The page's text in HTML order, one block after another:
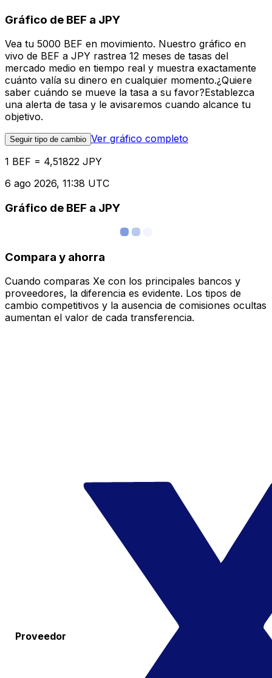
Gráfico de BEF a JPY
Vea tu 5000 BEF en movimiento. Nuestro gráfico en
vivo de BEF a JPY rastrea 12 meses de tasas del
mercado medio en tiempo real y muestra exactamente
cuánto valía su dinero en cualquier momento.¿Quiere
saber cuándo se mueve la tasa a su favor?Establezca
una alerta de tasa y le avisaremos cuando alcance tu
objetivo.
Seguir tipo de cambio Ver gráfico completo
1 BEF = 4,51822 JPY
6 ago 2026, 11:38 UTC
Gráfico de BEF a JPY
Compara y ahorra
Cuando comparas Xe con los principales bancos y
proveedores, la diferencia es evidente. Los tipos de
cambio competitivos y la ausencia de comisiones ocultas
aumentan el valor de cada transferencia.
Proveedor